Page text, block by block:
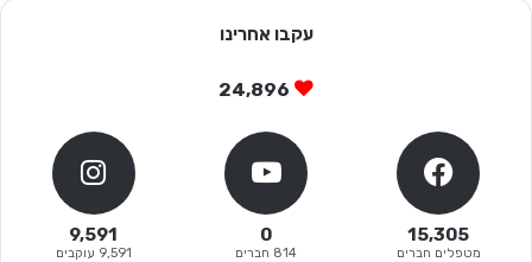
עקבו אחרינו
24,896
15,305
מטפלים חברים
0
814 חברים
9,591
9,591 עוקבים